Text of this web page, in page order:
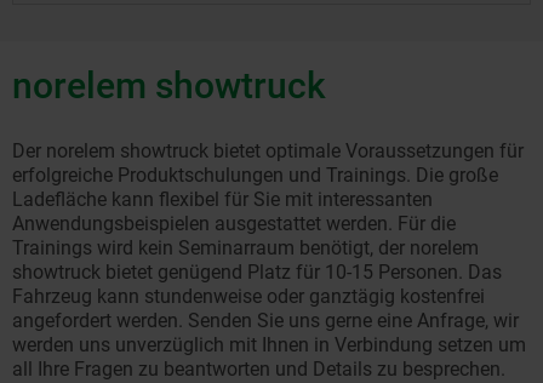
norelem showtruck
Der norelem showtruck bietet optimale Voraussetzungen für
erfolgreiche Produktschulungen und Trainings. Die große
Ladefläche kann flexibel für Sie mit interessanten
Anwendungsbeispielen ausgestattet werden. Für die
Trainings wird kein Seminarraum benötigt, der norelem
showtruck bietet genügend Platz für 10-15 Personen. Das
Fahrzeug kann stundenweise oder ganztägig kostenfrei
angefordert werden. Senden Sie uns gerne eine Anfrage, wir
werden uns unverzüglich mit Ihnen in Verbindung setzen um
all Ihre Fragen zu beantworten und Details zu besprechen.